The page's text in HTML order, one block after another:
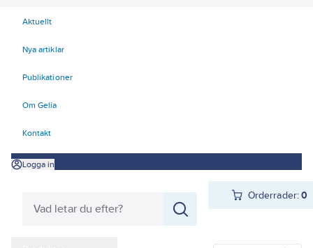
Aktuellt
Nya artiklar
Publikationer
Om Gelia
Kontakt
Logga in
Orderrader:0